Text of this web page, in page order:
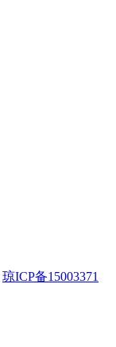
琼ICP备15003371